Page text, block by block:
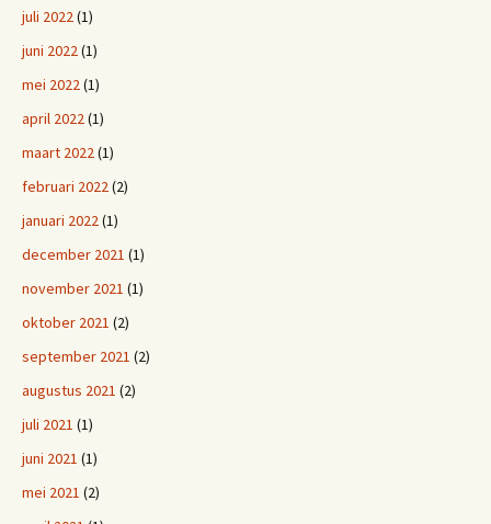
juli 2022(1)
juni 2022(1)
mei 2022(1)
april 2022(1)
maart 2022(1)
februari 2022(2)
januari 2022(1)
december 2021 (1)
november 2021 (1)
oktober 2021 (2)
september 2021 (2)
augustus 2021 (2)
juli 2021 (1)
juni 2021 (1)
mei 2021 (2)